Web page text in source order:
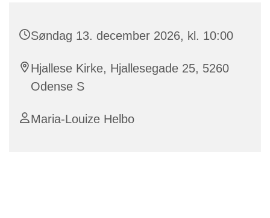
Søndag 13. december 2026, kl. 10:00
Hjallese Kirke, Hjallesegade 25, 5260
Odense S
Maria-Louize Helbo